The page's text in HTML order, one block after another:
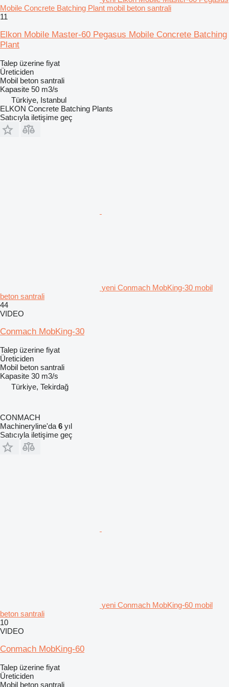
Mobile Concrete Batching Plant mobil beton santrali
11
Elkon Mobile Master-60 Pegasus Mobile Concrete Batching
Plant
Talep üzerine fiyat
Üreticiden
Mobil beton santrali
Kapasite 50 m3/s
Türkiye, Istanbul
ELKON Concrete Batching Plants
Satıcıyla iletişime geç
yeni Conmach MobKing-30 mobil
beton santrali
44
VIDEO
Conmach MobKing-30
Talep üzerine fiyat
Üreticiden
Mobil beton santrali
Kapasite 30 m3/s
Türkiye, Tekirdağ
CONMACH
Machineryline'da 6 yıl
Satıcıyla iletişime geç
yeni Conmach MobKing-60 mobil
beton santrali
10
VIDEO
Conmach MobKing-60
Talep üzerine fiyat
Üreticiden
Mobil beton santrali